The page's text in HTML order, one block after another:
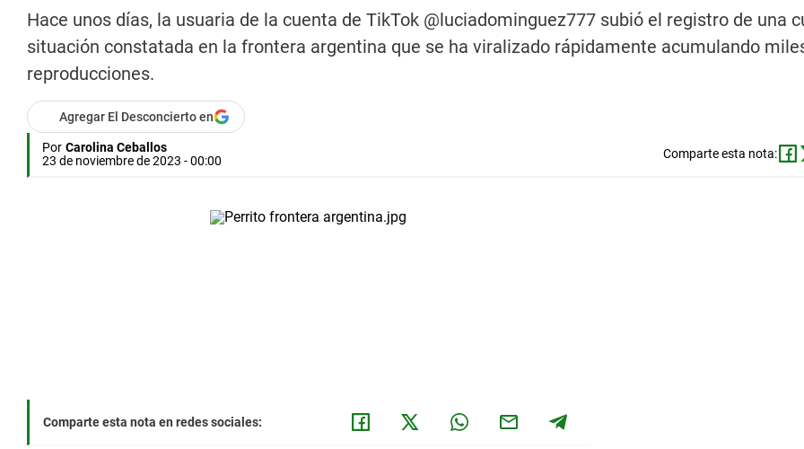
Hace unos días, la usuaria de la cuenta de TikTok @luciadominguez777 subió el registro de una
situación constatada en la frontera argentina que se ha viralizado rápidamente acumulando
reproducciones.
Agregar El Desconcierto en
Por Carolina Ceballos
23 de noviembre de 2023 - 00:00
Comparte esta nota:
Comparte esta nota en redes sociales: